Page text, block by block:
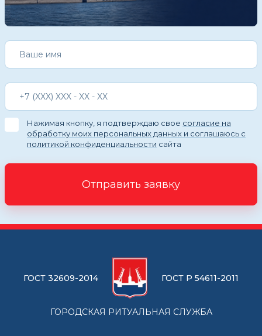
Нажимая кнопку, я подтверждаю свое согласие на
обработку моих персональных данных и соглашаюсь с
политикой конфиденциальности сайта
Отправить заявку
ГОСТ 32609-2014 ГОСТ Р 54611-2011
ГОРОДСКАЯ РИТУАЛЬНАЯ СЛУЖБА